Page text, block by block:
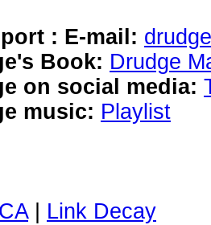
: E-mail:
Book: Drudge
on social media:
music: Playlist
| Link Decay